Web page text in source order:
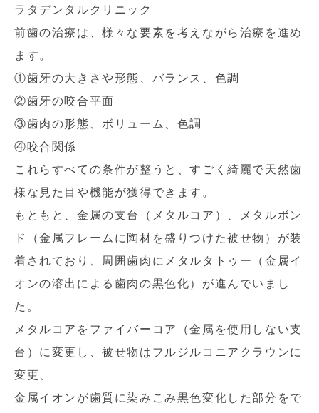
ラタデンタルクリニック
前歯の治療は、様々な要素を考えながら治療を進め
ます。
①歯牙の大きさや形態、バランス、色調
②歯牙の咬合平面
③歯肉の形態、ボリューム、色調
④咬合関係
これらすべての条件が整うと、すごく綺麗で天然歯
様な見た目や機能が獲得できます。
もともと、金属の支台（メタルコア）、メタルボン
ド（金属フレームに陶材を盛りつけた被せ物）が装
着されており、周囲歯肉にメタルタトゥー（金属イ
オンの溶出による歯肉の黒色化）が進んでいまし
た。
メタルコアをファイバーコア（金属を使用しない支
台）に変更し、被せ物はフルジルコニアクラウンに
変更、
金属イオンが歯質に染みこみ黒色変化した部分をで